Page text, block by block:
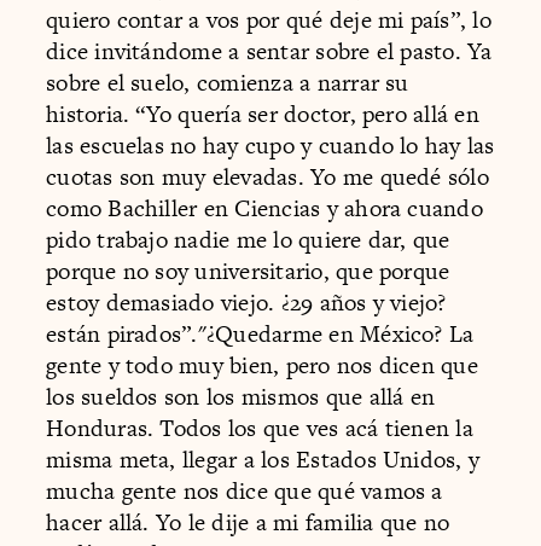
quiero contar a vos por qué deje mi país”, lo
dice invitándome a sentar sobre el pasto. Ya
sobre el suelo, comienza a narrar su
historia. “Yo quería ser doctor, pero allá en
las escuelas no hay cupo y cuando lo hay las
cuotas son muy elevadas. Yo me quedé sólo
como Bachiller en Ciencias y ahora cuando
pido trabajo nadie me lo quiere dar, que
porque no soy universitario, que porque
estoy demasiado viejo. ¿29 años y viejo?
están pirados”."¿Quedarme en México? La
gente y todo muy bien, pero nos dicen que
los sueldos son los mismos que allá en
Honduras. Todos los que ves acá tienen la
misma meta, llegar a los Estados Unidos, y
mucha gente nos dice que qué vamos a
hacer allá. Yo le dije a mi familia que no